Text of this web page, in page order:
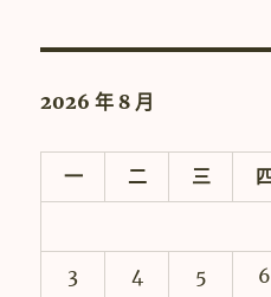
2026 年 8 月
一 二 三
3 4 5 6